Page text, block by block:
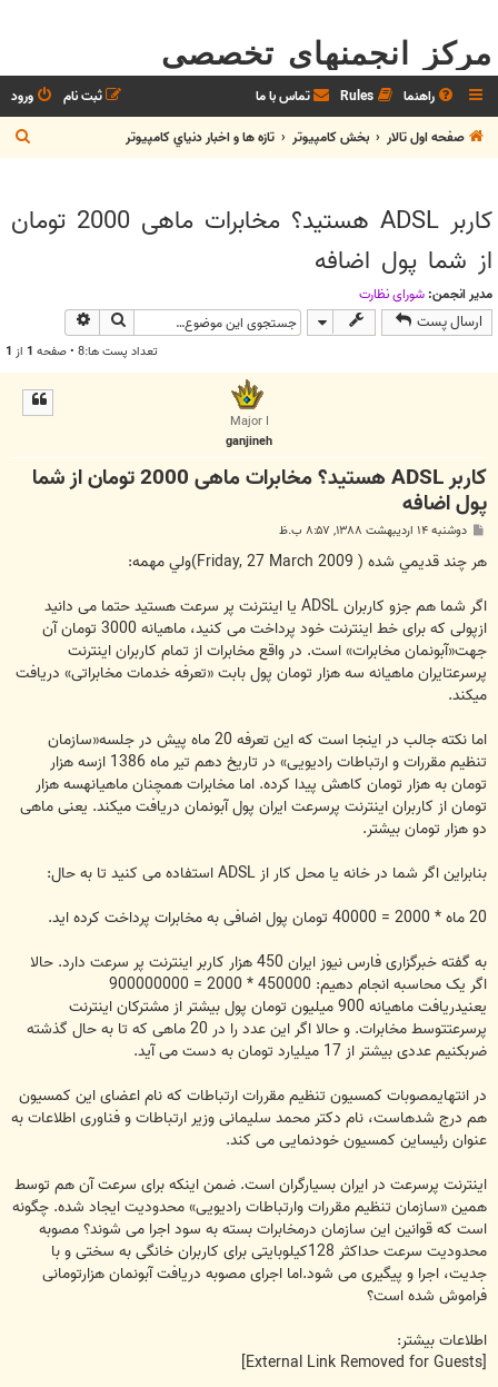
مرکز انجمنهای تخصصی
راهنما Rules تماس با ما ورود
ثبت نام
صفحه اول تالار
بخش كامپيوتر تازه ها و اخبار دنياي کامپيوتر
س
کاربر ADSL هستید؟ مخابرات ماهی 2000 تومان
از شما پول اضافه
مدیر انجمن: شوراي نظارت
ارسال پست جستجو
تعداد پست ها:8 • صفحه 1 از 1
Major I
ganjineh
کاربر ADSL هستید؟ مخابرات ماهی 2000 تومان از شما
پول اضافه
ت
دوشنبه ۱۴ اردیبهشت ۱۳۸۸, ۸:۵۷ ب.ظ
هر چند قديمي شده ( Friday, 27 March 2009)ولي مهمه:
اگر شما هم جزو کاربران ADSL یا اینترنت پر سرعت هستید حتما می دانید
ازپولی که برای خط اینترنت خود پرداخت می کنید، ماهیانه 3000 تومان آن
جهت«آبونمان مخابرات» است. در واقع مخابرات از تمام کاربران اینترنت
پرسرعتایران ماهیانه سه هزار تومان پول بابت «تعرفه خدمات مخابراتی» دریافت
میکند.
اما نکته جالب در اینجا است که این تعرفه 20 ماه پیش در جلسه«سازمان
تنظیم مقررات و ارتباطات رادیویی» در تاریخ دهم تیر ماه 1386 ازسه هزار
تومان به هزار تومان کاهش پیدا کرده. اما مخابرات همچنان ماهیانهسه هزار
تومان از کاربران اینترنت پرسرعت ایران پول آبونمان دریافت میکند. یعنی ماهی
دو هزار تومان بیشتر.
بنابراین اگر شما در خانه یا محل کار از ADSL استفاده می کنید تا به حال:
20 ماه * 2000 = 40000 تومان پول اضافی به مخابرات پرداخت کرده اید.
به گفته خبرگزاری فارس نیوز ایران 450 هزار کاربر اینترنت پر سرعت دارد. حالا
اگر یک محاسبه انجام دهیم: 450000 * 2000 = 900000000
یعنیدریافت ماهیانه 900 میلیون تومان پول بیشتر از مشترکان اینترنت
پرسرعتتوسط مخابرات. و حالا اگر این عدد را در 20 ماهی که تا به حال گذشته
ضربکنیم عددی بیشتر از 17 میلیارد تومان به دست می آید.
در انتهایمصوبات کمسیون تنظیم مقررات ارتباطات که نام اعضای این کمسیون
هم درج شدهاست، نام دکتر محمد سلیمانی وزیر ارتباطات و فناوری اطلاعات به
عنوان رئیساین کمسیون خودنمایی می کند.
اینترنت پرسرعت در ایران بسیارگران است. ضمن اینکه برای سرعت آن هم توسط
همین «سازمان تنظیم مقررات وارتباطات رادیویی» محدودیت ایجاد شده. چگونه
است که قوانین این سازمان درمخابرات بسته به سود اجرا می شوند؟ مصوبه
محدودیت سرعت حداکثر 128کیلوبایتی برای کاربران خانگی به سختی و با
جدیت، اجرا و پیگیری می شود.اما اجرای مصوبه دریافت آبونمان هزارتومانی
فراموش شده است؟
اطلاعات بیشتر:
[External Link Removed for Guests]